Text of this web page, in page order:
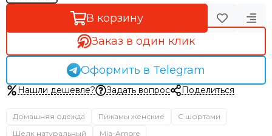
В корзину
Заказ в один клик
Оформить в Telegram
Нашли дешевле? Задать вопрос Поделиться
Домашняя одежда Пижамы женские
С шортами
Шелк натуральный
Mia-Amore